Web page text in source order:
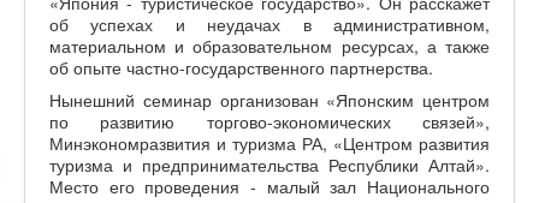
об успехах и неудачах в административном,
материальном и образовательном ресурсах, а также
об опыте частно-государственного партнерства.
Нынешний семинар организован «Японским центром
по развитию торгово-экономических связей»,
Минэкономразвития и туризма РА, «Центром развития
туризма и предпринимательства Республики Алтай».
Место его проведения - малый зал Национального